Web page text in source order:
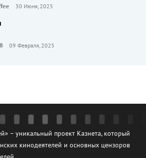
30 Июня, 2025
09 Февраля, 2025
– уникальный проект Казнета, который
кинодеятелей и основных цензоров